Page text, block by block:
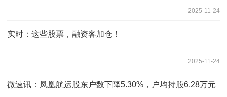
2025-11-24
实时：这些股票，融资客加仓！
2025-11-24
微速讯：凤凰航运股东户数下降5.30%，户均持股6.28万元